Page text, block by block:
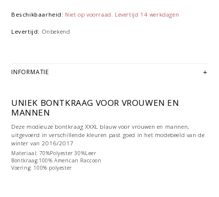
Beschikbaarheid: Niet op voorraad. Levertijd 14 werkdagen
Levertijd: Onbekend
INFORMATIE
UNIEK BONTKRAAG VOOR VROUWEN EN
MANNEN
Deze modieuze bontkraag XXXL blauw voor vrouwen en mannen,
uitgevoerd in verschillende kleuren past goed in het modebeeld van de
winter van 2016/2017
Materiaal: 70%Polyester 30%Leer
Bontkraag:100% American Raccoon
Voering: 100% polyester